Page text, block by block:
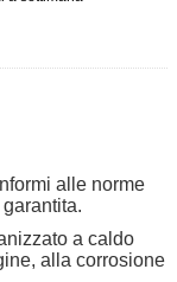
alle norme
a caldo
alla corrosione